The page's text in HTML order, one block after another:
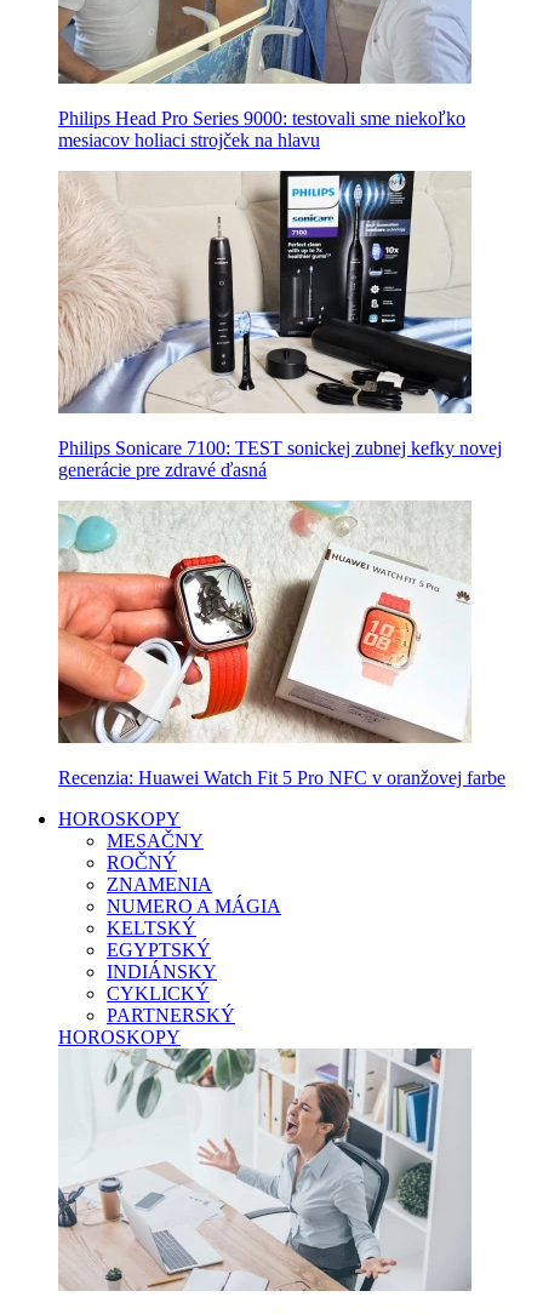
Philips Head Pro Series 9000: testovali sme niekoľko
mesiacov holiaci strojček na hlavu
Philips Sonicare 7100: TEST sonickej zubnej kefky novej
generácie pre zdravé ďasná
Recenzia: Huawei Watch Fit 5 Pro NFC v oranžovej farbe
HOROSKOPY
MESAČNY
ROČNÝ
ZNAMENIA
NUMERO A MÁGIA
KELTSKÝ
EGYPTSKÝ
INDIÁNSKY
CYKLICKÝ
PARTNERSKÝ
HOROSKOPY